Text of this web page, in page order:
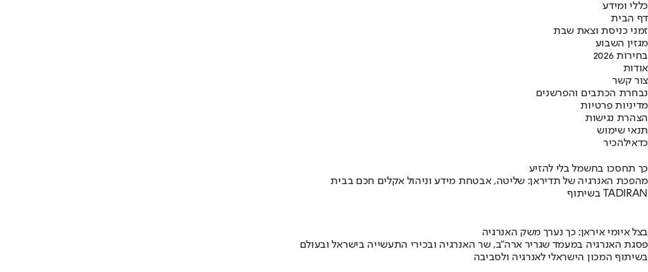
כללי ומידע
דף הבית
זמני כניסת וצאת שבת
מגזין השבוע
בחירות 2026
אודות
צור קשר
נבחרת הכתבים והפרשנים
מדיניות פרטיות
הצהרת נגישות
תנאי שימוש
כדאילהכיר
כך תחסכו בחשמל בלי להזיע
מהפכת האנרגיה של תדיראן: שליטה, אבטחת מידע וניהול אקלים חכם בבית
בשיתוף TADIRAN
בצל איומי איראן: כך נערך משק האנרגיה
פסגת האנרגיה במעמד שגריר ארה"ב, שר האנרגיה ובכירי התעשייה בישראל ובעולם
בשיתוף המכון הישראלי לאנרגיה ולסביבה